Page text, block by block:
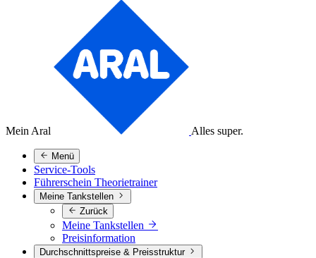
Mein Aral Alles super.
Menü
Service-Tools
Führerschein Theorietrainer
Meine Tankstellen
Zurück
Meine Tankstellen
Preisinformation
Durchschnittspreise & Preisstruktur